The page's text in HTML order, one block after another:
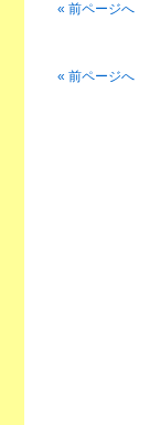
« 前ページへ
« 前ページへ